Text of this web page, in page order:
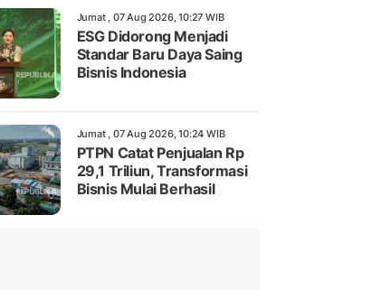
Jumat , 07 Aug 2026, 10:27 WIB
ESG Didorong Menjadi
Standar Baru Daya Saing
Bisnis Indonesia
Jumat , 07 Aug 2026, 10:24 WIB
PTPN Catat Penjualan Rp
29,1 Triliun, Transformasi
Bisnis Mulai Berhasil